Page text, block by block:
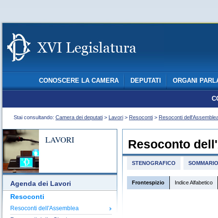
CONOSCERE LA CAMERA DEPUTATI ORGANI
Stai consultando: Camera dei deputati > Lavori > Resoconti > Resoconti
LAVORI
Agenda dei Lavori
Resoconti
Resoconti dell'Assemblea
Resoconto
STENOGRAFICO SOMMARIO
Frontespizio Indice Alfabetico